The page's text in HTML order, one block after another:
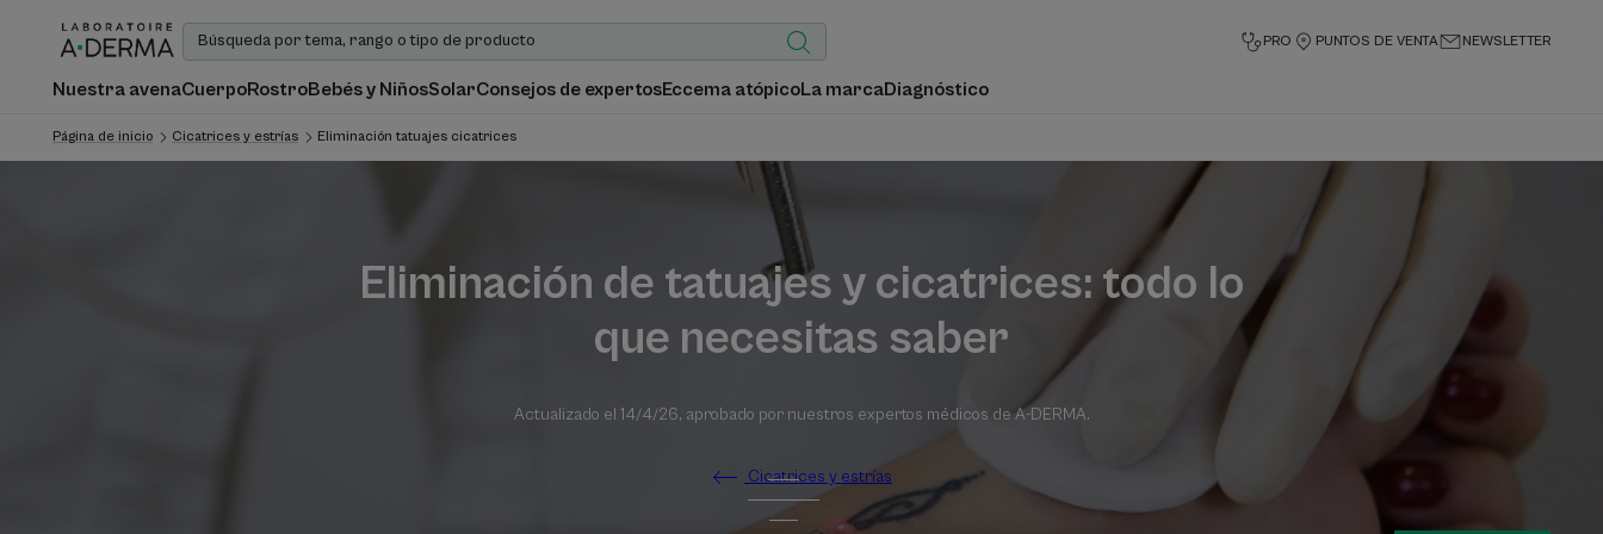
PRO PUNTOS DE VENTA NEWSLETTER
Nuestra avenaCuerpoRostroBebés y NiñosSolarConsejos de expertosEccema atópicoLa marcaDiagnóstico
Página de inicio Cicatrices y estrías Eliminación tatuajes cicatrices
Eliminación de tatuajes y cicatrices: todo lo
que necesitas saber
Actualizado el 14/4/26, aprobado por nuestros expertos médicos de A-DERMA.
Cicatrices y estrías